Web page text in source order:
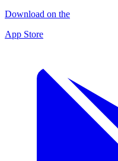
Download on the
App Store